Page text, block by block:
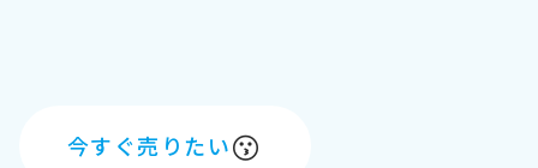
今すぐ売りたい😗